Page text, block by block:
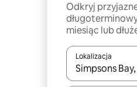
Odkryj
miesiąc lub
Lokalizacja
Gdy wyniki